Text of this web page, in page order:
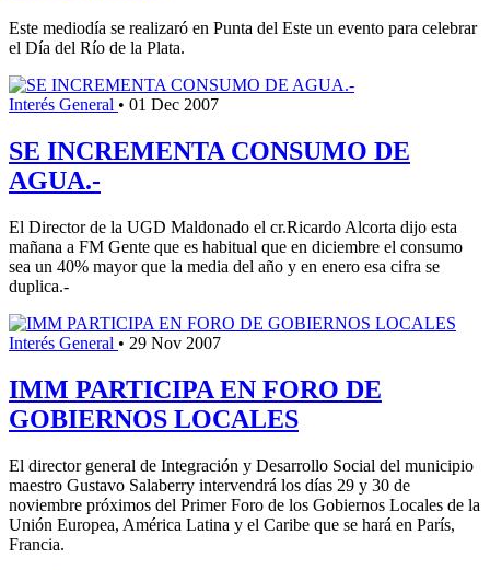
Este mediodía se realizaró en Punta del Este un evento para celebrar
el Día del Río de la Plata.
Interés General • 01 Dec 2007
SE INCREMENTA CONSUMO DE
AGUA.-
El Director de la UGD Maldonado el cr.Ricardo Alcorta dijo esta
mañana a FM Gente que es habitual que en diciembre el consumo
sea un 40% mayor que la media del año y en enero esa cifra se
duplica.-
Interés General • 29 Nov 2007
IMM PARTICIPA EN FORO DE
GOBIERNOS LOCALES
El director general de Integración y Desarrollo Social del municipio
maestro Gustavo Salaberry intervendrá los días 29 y 30 de
noviembre próximos del Primer Foro de los Gobiernos Locales de la
Unión Europea, América Latina y el Caribe que se hará en París,
Francia.